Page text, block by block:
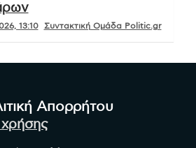
13:10 Συντακτική Ομάδα Politic.gr
Απορρήτου